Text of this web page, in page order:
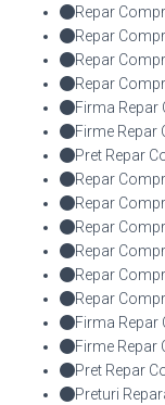
Repar
Repar
Repar
Repar
Firma Repar
Firme Repar
Pret Repar
Repar
Repar
Repar
Repar
Repar
Repar
Firma Repar
Firme Repar
Pret Repar
Preturi